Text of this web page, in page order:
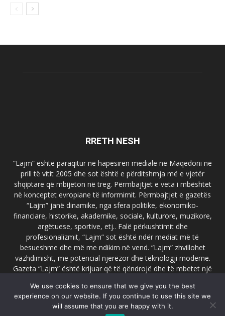
RRETH NESH
“Lajm” është paraqitur në hapësirën mediale në Maqedoni në
prill të vitit 2005 dhe sot është e përditshmja më e vjetër
shqiptare që mbijeton në treg. Përmbajtjet e veta i mbështet
në konceptet evropiane të informimit. Përmbajtjet e gazetës
“Lajm” janë dinamike, nga sfera politike, ekonomiko-
financiare, historike, akademike, sociale, kulturore, muzikore,
argëtuese, sportive, etj.. Falë përkushtimit dhe
profesionalizmit, “Lajm” sot është ndër mediat më të
besueshme dhe më me ndikim në vend. “Lajm” zhvillohet
vazhdimisht, me potencial njerëzor dhe teknologji moderne.
Gazeta “Lajm” është krijuar që të qëndrojë dhe të mbetet një
faqja zyrtare e gazetës “Lajm”, www.lajmpress.org është një
ndër portalet më të njohur në Maqedoni.
We use cookies to ensure that we give you the best
experience on our website. If you continue to use this site we
will assume that you are happy with it.